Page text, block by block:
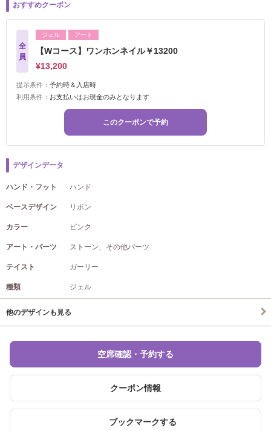
おすすめクーポン
全
員
ジェル アート
【Wコース】ワンホンネイル￥13200
¥13,200
提示条件： 予約時＆入店時
利用条件： お支払いはお現金のみとなります
このクーポンで予約
デザインデータ
ハンド・フット ハンド
ベースデザイン リボン
カラー ピンク
アート・パーツ ストーン、その他パーツ
テイスト ガーリー
種類 ジェル
他のデザインも見る
空席確認・予約する
クーポン情報
ブックマークする